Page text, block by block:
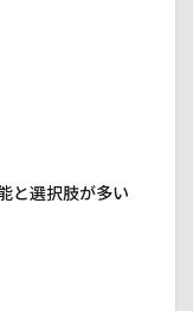
と選択肢が多い